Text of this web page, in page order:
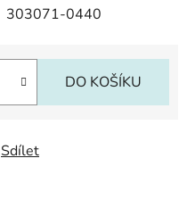
303071-0440
DO KOŠÍKU
Sdílet